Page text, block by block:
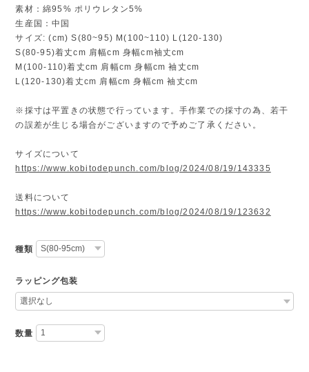
素材：綿95% ポリウレタン5%
生産国：中国
サイズ: (cm) S(80~95) M(100~110) L(120-130)
S(80-95)着丈cm 肩幅cm 身幅cm袖丈cm
M(100-110)着丈cm 肩幅cm 身幅cm 袖丈cm
L(120-130)着丈cm 肩幅cm 身幅cm 袖丈cm
※採寸は平置きの状態で行っています。手作業での採寸の為、若干
の誤差が生じる場合がございますので予めご了承ください。
サイズについて
https://www.kobitodepunch.com/blog/2024/08/19/143335
送料について
https://www.kobitodepunch.com/blog/2024/08/19/123632
種類
ラッピング包装
数量